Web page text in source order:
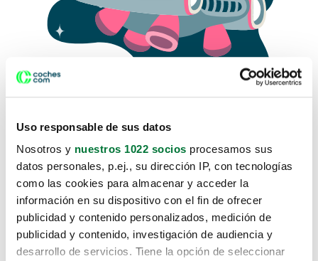
Uso responsable de sus datos
Nosotros y nuestros 1022 socios procesamos sus
datos personales, p.ej., su dirección IP, con tecnologías
como las cookies para almacenar y acceder la
información en su dispositivo con el fin de ofrecer
publicidad y contenido personalizados, medición de
publicidad y contenido, investigación de audiencia y
desarrollo de servicios. Tiene la opción de seleccionar
Lo sentimos, no sabemos como
te hemos traido hasta aquí.